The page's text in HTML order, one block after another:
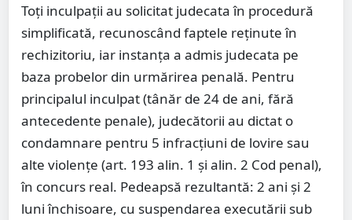
Toți inculpații au solicitat judecata în procedură
simplificată, recunoscând faptele reținute în
rechizitoriu, iar instanța a admis judecata pe
baza probelor din urmărirea penală. Pentru
principalul inculpat (tânăr de 24 de ani, fără
antecedente penale), judecătorii au dictat o
condamnare pentru 5 infracțiuni de lovire sau
alte violențe (art. 193 alin. 1 și alin. 2 Cod penal),
în concurs real. Pedeapsă rezultantă: 2 ani și 2
luni închisoare, cu suspendarea executării sub